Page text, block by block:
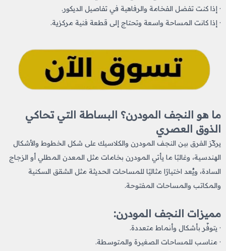
· إذا كنت تفضل الفخامة والرفاهية في تفاصيل الديكور.
· إذا كانت المساحة واسعة وتحتاج إلى قطعة فنية مركزية.
ما هو النجف المودرن؟ البساطة التي تحاكي
الذوق العصري
يركّز الفرق بين النجف المودرن والكلاسيك على شكل الخطوط والأشكال
الهندسية، وغالبًا ما يأتي المودرن بخامات مثل المعدن المطلي أو الزجاج
السادة، ويُعد اختيارًا مثاليًا للمساحات الحديثة مثل الشقق السكنية
والمكاتب والمساحات المفتوحة.
مميزات النجف المودرن:
· يتوفّر بأشكال وأنماط متعددة.
· مناسب للمساحات الصغيرة والمتوسطة.